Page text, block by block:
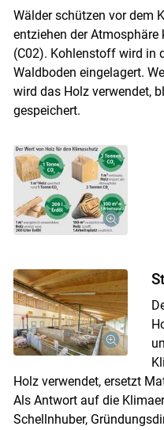
Skip to
Wälder schützen vor dem
entziehen der
(C02). Kohlenstoff wird in
Waldboden eingelagert.
wird das Holz verwendet,
gespeichert.
Holz verwendet, ersetzt
Als Antwort auf die
Schellnhuber,